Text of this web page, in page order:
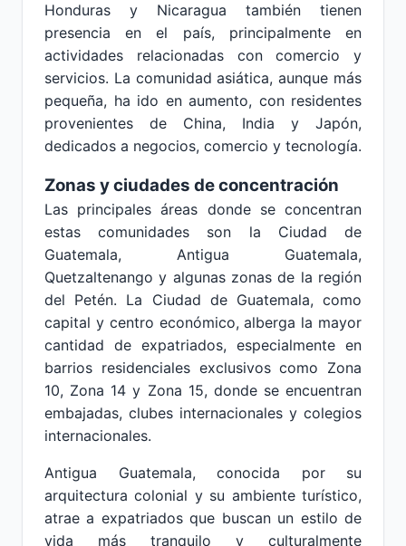
Honduras y Nicaragua también tienen
presencia en el país, principalmente en
actividades relacionadas con comercio y
servicios. La comunidad asiática, aunque más
pequeña, ha ido en aumento, con residentes
provenientes de China, India y Japón,
dedicados a negocios, comercio y tecnología.
Zonas y ciudades de concentración
Las principales áreas donde se concentran
estas comunidades son la Ciudad de
Guatemala, Antigua Guatemala,
Quetzaltenango y algunas zonas de la región
del Petén. La Ciudad de Guatemala, como
capital y centro económico, alberga la mayor
cantidad de expatriados, especialmente en
barrios residenciales exclusivos como Zona
10, Zona 14 y Zona 15, donde se encuentran
embajadas, clubes internacionales y colegios
internacionales.
Antigua Guatemala, conocida por su
arquitectura colonial y su ambiente turístico,
atrae a expatriados que buscan un estilo de
vida más tranquilo y culturalmente